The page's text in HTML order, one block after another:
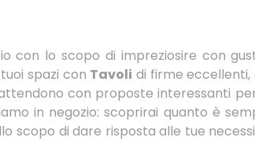
con lo scopo di impreziosire con
spazi con Tavoli di firme eccellenti,
con proposte interessanti
in negozio: scoprirai quanto è
scopo di dare risposta alle tue